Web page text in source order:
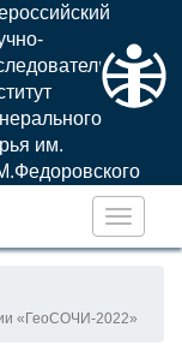
им.
«ГеоСОЧИ-2022»